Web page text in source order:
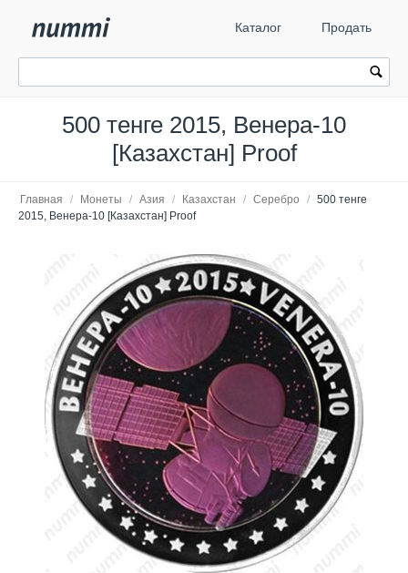
Каталог Продать
500 тенге 2015, Венера-10
[Казахстан] Proof
Главная / Монеты / Азия / Казахстан / Серебро / 500 тенге
2015, Венера-10 [Казахстан] Proof